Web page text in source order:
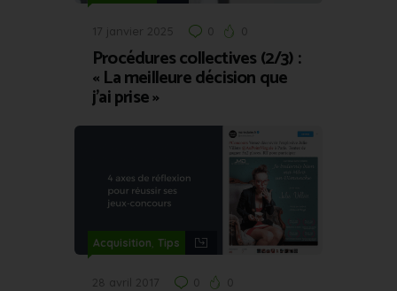
17 janvier 2025 0 0
Procédures collectives (2/3) :
« La meilleure décision que
j’ai prise »
Acquisition, Tips
28 avril 2017 0 0